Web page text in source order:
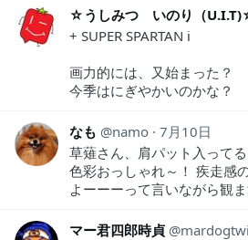
☆うしみつ いのり（
+ SUPER SPARTAN i
画力的には、又始まった？
今季はにぎやかいのかな？
なも namo 7月10日
草薙さん、肩パット入って
色彩おっしゃれ～！ 疾走感
よーーーって言いながら観ま
マー君四郎時貞